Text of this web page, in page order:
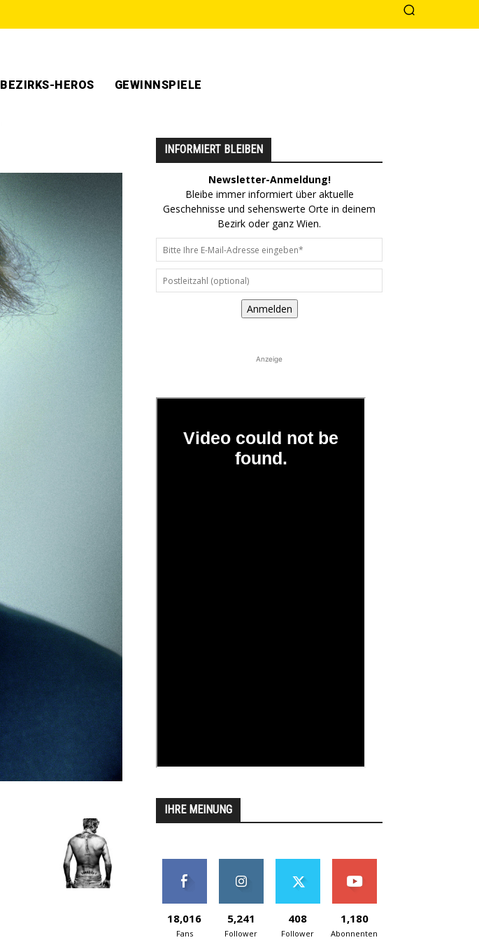
BEZIRKS-HEROS GEWINNSPIELE
INFORMIERT BLEIBEN
Newsletter-Anmeldung!
Bleibe immer informiert über aktuelle
Geschehnisse und sehenswerte Orte in deinem
Bezirk oder ganz Wien.
Anmelden
Anzeige
IHRE MEINUNG
18,016
Fans
5,241
Follower
408
Follower
1,180
Abonnenten